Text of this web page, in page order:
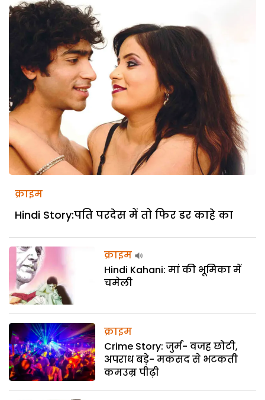
क्राइम
Hindi Story:पति परदेस में तो फिर डर काहे का
क्राइम
Hindi Kahani: मां की भूमिका में
चमेली
क्राइम
Crime Story: जुर्म- वजह छोटी,
अपराध बड़े- मकसद से भटकती
कमउम्र पीढ़ी